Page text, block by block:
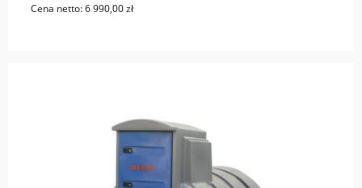
Cena netto:6 990,00 zł